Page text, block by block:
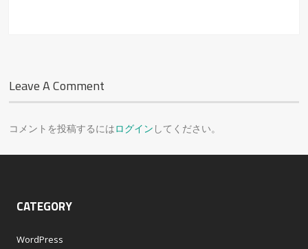
Leave A Comment
コメントを投稿するにはログイン してください。
CATEGORY
WordPress